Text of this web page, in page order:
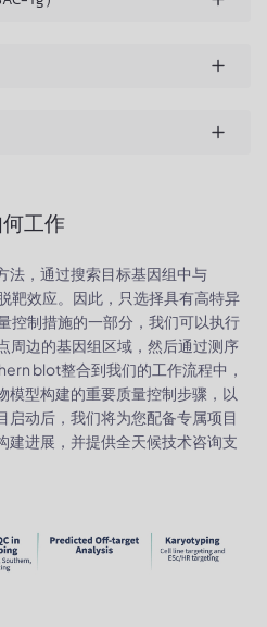
工作
法，通过搜索目标基因组中与
靶效应。因此，只选择具有高特异
控制措施的一部分，我们可以执行
周边的基因组区域，然后通过测序
blot整合到我们的工作流程中，
模型构建的重要质量控制步骤，以
启动后，我们将为您配备专属项目
建进展，并提供全天候技术咨询支